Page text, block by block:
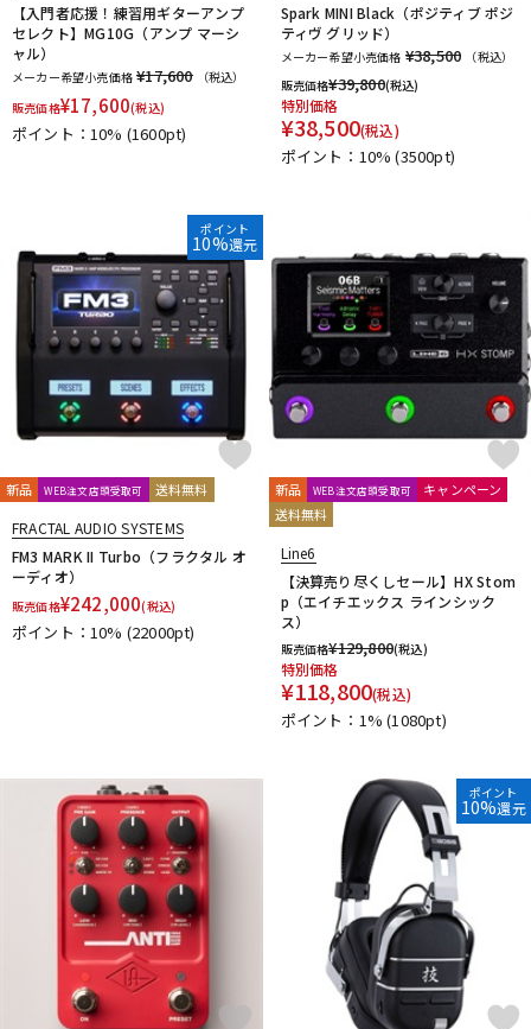
【入門者応援！練習用ギターアンプ
セレクト】MG10G（アンプ マーシ
ャル）
メーカー希望小売価格 ¥17,600
（税込）
販売価格¥17,600(税込)
ポイント：10% (1600pt)
Spark MINI Black（ポジティブ ポジ
ティヴ グリッド）
メーカー希望小売価格 ¥38,500
（税込）
販売価格¥39,800(税込)
特別価格
¥38,500(税込)
ポイント：10%(3500pt)
ポイント
10%還元
新品 WEB注文店頭受取可 送料無料
FRACTAL AUDIO SYSTEMS
FM3 MARK II Turbo（フラクタル オ
ーディオ）
販売価格¥242,000(税込)
ポイント：10% (22000pt)
新品 WEB注文店頭受取可
キャンペーン
送料無料
Line6
【決算売り尽くしセール】HX Stom
p（エイチエックス ラインシック
ス）
販売価格¥129,800(税込)
特別価格
¥118,800(税込)
ポイント：1%(1080pt)
ポイント
10%還元